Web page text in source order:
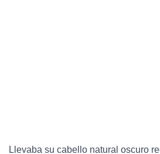
Llevaba su cabello natural oscuro